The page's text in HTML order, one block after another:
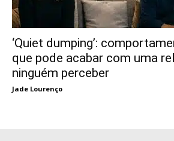
‘Quiet dumping’:
que pode acabar com uma
ninguém perceber
Jade Lourenço